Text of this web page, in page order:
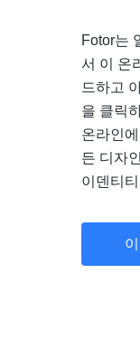
Fotor는
서 이 온
드하고
을 클릭
온라인
든 디자
이덴티